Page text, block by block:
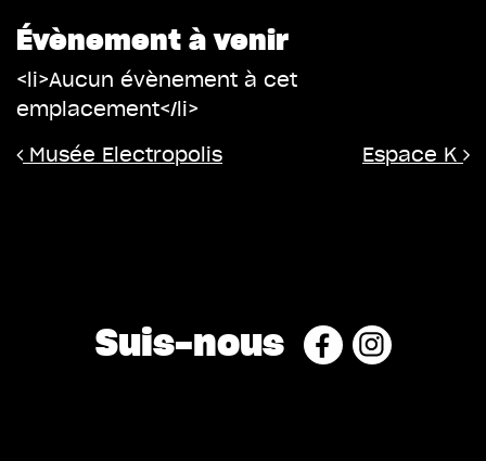
Évènement à venir
<li>Aucun évènement à cet
emplacement</li>
Navigation
Musée Electropolis Espace K
Suis-nous